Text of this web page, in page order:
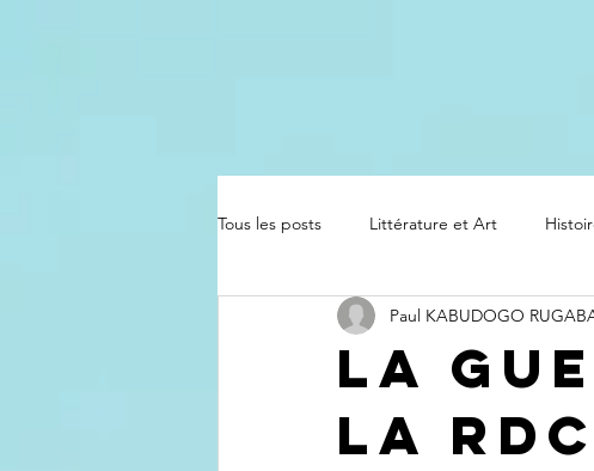
Tous les posts Littérature et Art
La
la
Paul KABUDOGO